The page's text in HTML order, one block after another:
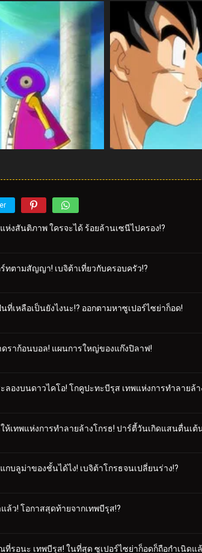
ห่งสันติภาพ ใครจะได้ ร้อยล้านเซนีไปครอง!?
ทตามสัญญา! เบจิต้าเที่ยวกับครอบครัว!?
ที่เหลือเป็นยังไงนะ!? ออกตามหาซูเปอร์ไซย่าก็อด!
ราก้อนบอล! แผนการใหญ่ของแก๊งปิลาฟ!
ลองบนดาวไคโอ! โกคูปะทะบีรุส เทพแห่งการทำลายล้า
ห้เทพแห่งการทำลายล้างโกรธ! ปาร์ตี้วันเกิดแสนตื่นเต้
กบลูม่าของชั้นได้ไง! เบจิต้าโกรธจนเปลี่ยนร่าง!?
ล้ว! โอกาสสุดท้ายจากเทพบีรุส!?
รอนะ เทพบีรุส! ในที่สุด ซูเปอร์ไซย่าก็อดก็ถือกำเนิดแ